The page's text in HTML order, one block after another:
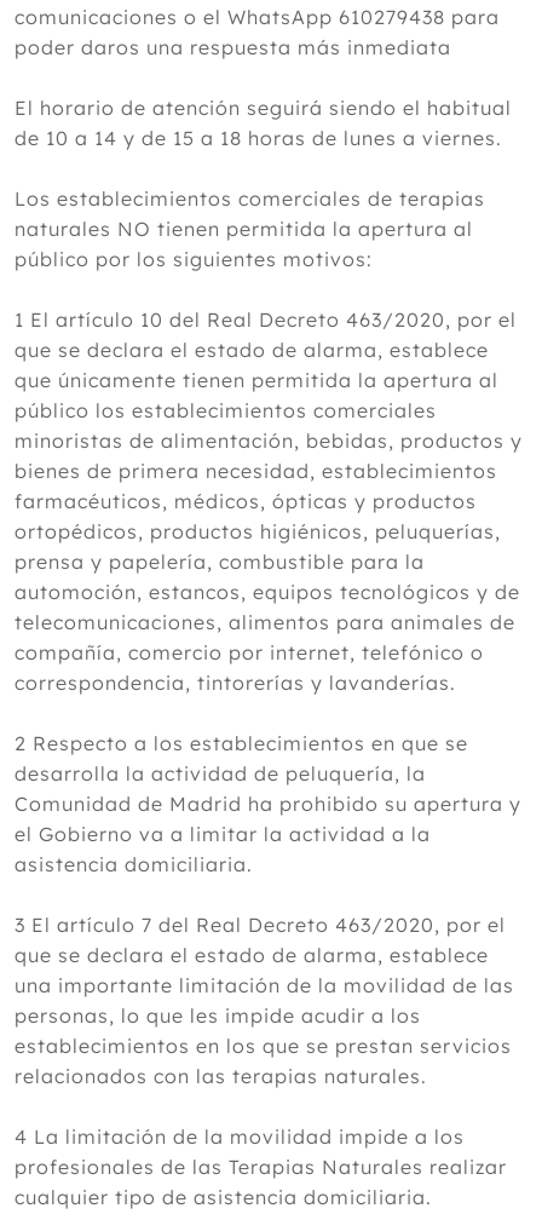
comunicaciones o el WhatsApp 610279438 para
poder daros una respuesta más inmediata
El horario de atención seguirá siendo el habitual
de 10 a 14 y de 15 a 18 horas de lunes a viernes.
Los establecimientos comerciales de terapias
naturales NO tienen permitida la apertura al
público por los siguientes motivos:
1 El artículo 10 del Real Decreto 463/2020, por el
que se declara el estado de alarma, establece
que únicamente tienen permitida la apertura al
público los establecimientos comerciales
minoristas de alimentación, bebidas, productos y
bienes de primera necesidad, establecimientos
farmacéuticos, médicos, ópticas y productos
ortopédicos, productos higiénicos, peluquerías,
prensa y papelería, combustible para la
automoción, estancos, equipos tecnológicos y de
telecomunicaciones, alimentos para animales de
compañía, comercio por internet, telefónico o
correspondencia, tintorerías y lavanderías.
2 Respecto a los establecimientos en que se
desarrolla la actividad de peluquería, la
Comunidad de Madrid ha prohibido su apertura y
el Gobierno va a limitar la actividad a la
asistencia domiciliaria.
3 El artículo 7 del Real Decreto 463/2020, por el
que se declara el estado de alarma, establece
una importante limitación de la movilidad de las
personas, lo que les impide acudir a los
establecimientos en los que se prestan servicios
relacionados con las terapias naturales.
4 La limitación de la movilidad impide a los
profesionales de las Terapias Naturales realizar
cualquier tipo de asistencia domiciliaria.